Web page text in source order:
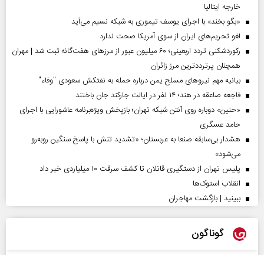
خارجه ایتالیا
«بگو بخند» با اجرای یوسف تیموری به شبکه نسیم می‌آید
لغو تحریم‌های ایران از سوی آمریکا صحت ندارد
رکوردشکنی تردد اربعینی؛ ۶۰ میلیون عبور از مرزهای هفت‌گانه ثبت شد | مهران
همچنان پرترددترین مرز زائران
بیانیه مهم نیروهای مسلح یمن درباره حمله به نفتکش سعودی "وفاء"
فاجعه صاعقه در هند؛ ۱۴ نفر در ایالت جارکند جان باختند
«حنین» دوباره روی آنتن شبکه تهران؛ بازپخش ویژه‌برنامه عاشورایی با اجرای
حامد عسگری
هشدار بی‌سابقه صنعا به عربستان؛ «تشدید تنش با پاسخ سنگین روبه‌رو
می‌شود»
پلیس تهران از دستگیری قاتلان تا کشف سرقت ۱۰ میلیاردی خبر داد
انقلاب استوک‌ها
ببینید | بازگشت مهاجران
گوناگون